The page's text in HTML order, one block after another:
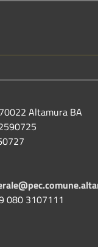
Altamura BA
080 3107111